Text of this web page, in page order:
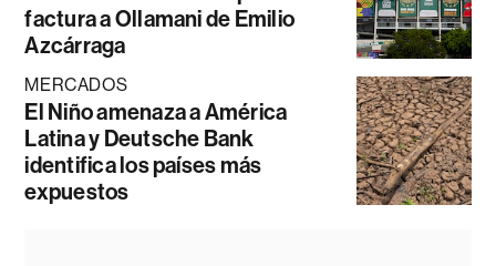
factura a Ollamani de Emilio
Azcárraga
MERCADOS
El Niño amenaza a América
Latina y Deutsche Bank
identifica los países más
expuestos